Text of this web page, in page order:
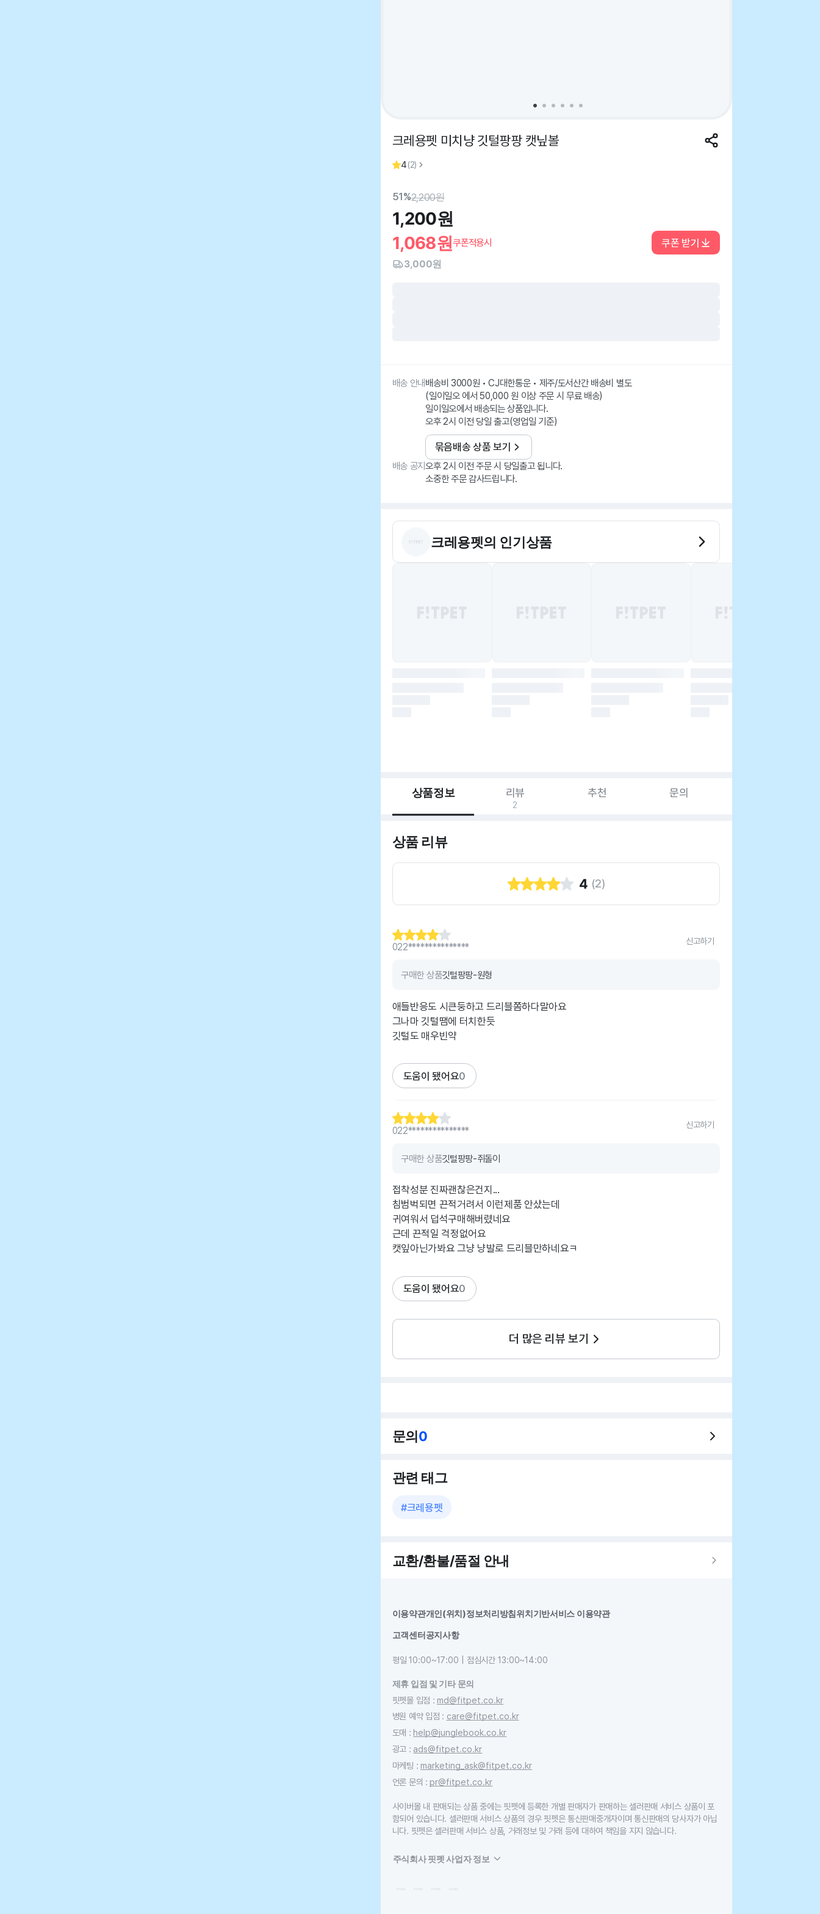
크레용펫 미치냥 깃털팡팡 캣닢볼
4(2)
51%2,200원
1,200원
1,068원쿠폰적용시 쿠폰 받기
3,000원
배송 안내배송비 3000원 • CJ대한통운 • 제주/도서산간 배송비 별도
(일이일오 에서 50,000 원 이상 주문 시 무료 배송)
일이일오에서 배송되는 상품입니다.
오후 2시 이전 당일 출고(영업일 기준)
묶음배송 상품 보기
배송 공지오후 2시 이전 주문 시 당일출고 됩니다.
소중한 주문 감사드립니다.
크레용펫의 인기상품
상품정보 리뷰
2
추천 문의
상품 리뷰
4 (2)
022***************
신고하기
구매한 상품깃털팡팡-원형
애들반응도 시큰둥하고 드리블쫌하다말아요
그나마 깃털땜에 터치한듯
도움이 됐어요0
022***************
신고하기
구매한 상품깃털팡팡-쥐돌이
접착성분 진짜괜찮은건지...
침범벅되면 끈적거려서 이런제품 안샀는데
귀여워서 덥석구매해버렸네요
근데 끈적일 걱정없어요
도움이 됐어요0
더 많은 리뷰 보기
문의0
관련 태그
#크레용펫
교환/환불/품절 안내
이용약관개인(위치)정보처리방침위치기반서비스 이용약관
고객센터공지사항
평일 10:00~17:00 | 점심시간 13:00~14:00
제휴 입점 및 기타 문의
핏펫몰 입점 : md@fitpet.co.kr
병원 예약 입점 : care@fitpet.co.kr
도매 : help@junglebook.co.kr
광고 : ads@fitpet.co.kr
마케팅 : marketing_ask@fitpet.co.kr
언론 문의 : pr@fitpet.co.kr
사이버몰 내 판매되는 상품 중에는 핏펫에 등록한 개별 판매자가 판매하는 셀러판매 서비스 상품이 포
함되어 있습니다. 셀러판매 서비스 상품의 경우 핏펫은 통신판매중개자이며 통신판매의 당사자가 아닙
니다. 핏펫은 셀러판매 서비스 상품, 거래정보 및 거래 등에 대하여 책임을 지지 않습니다.
주식회사 핏펫 사업자 정보